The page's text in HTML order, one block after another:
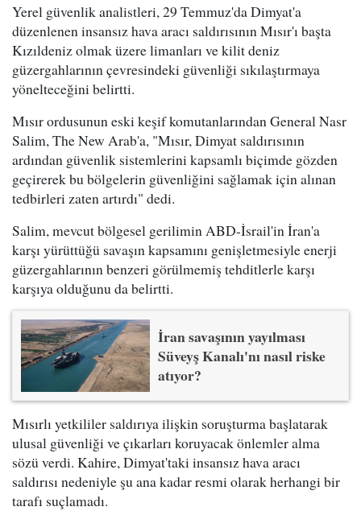
Yerel güvenlik analistleri, 29 Temmuz'da Dimyat'a
düzenlenen insansız hava aracı saldırısının Mısır'ı başta
Kızıldeniz olmak üzere limanları ve kilit deniz
güzergahlarının çevresindeki güvenliği sıkılaştırmaya
yönelteceğini belirtti.
Mısır ordusunun eski keşif komutanlarından General Nasr
Salim, The New Arab'a, "Mısır, Dimyat saldırısının
ardından güvenlik sistemlerini kapsamlı biçimde gözden
geçirerek bu bölgelerin güvenliğini sağlamak için alınan
tedbirleri zaten artırdı" dedi.
Salim, mevcut bölgesel gerilimin ABD-İsrail'in İran'a
karşı yürüttüğü savaşın kapsamını genişletmesiyle enerji
güzergahlarının benzeri görülmemiş tehditlerle karşı
karşıya olduğunu da belirtti.
İran savaşının yayılması
Süveyş Kanalı'nı nasıl riske
atıyor?
Mısırlı yetkililer saldırıya ilişkin soruşturma başlatarak
ulusal güvenliği ve çıkarları koruyacak önlemler alma
sözü verdi. Kahire, Dimyat'taki insansız hava aracı
saldırısı nedeniyle şu ana kadar resmi olarak herhangi bir
tarafı suçlamadı.